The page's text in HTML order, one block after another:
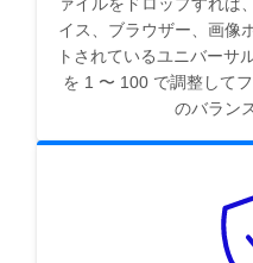
ァイルをドロップすれば
イス、ブラウザー、画像
トされているユニバーサ
を 1 〜 100 で調整して
のバラン